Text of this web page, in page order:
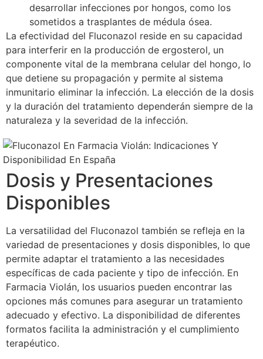
desarrollar infecciones por hongos, como los
sometidos a trasplantes de médula ósea.
La efectividad del Fluconazol reside en su capacidad
para interferir en la producción de ergosterol, un
componente vital de la membrana celular del hongo, lo
que detiene su propagación y permite al sistema
inmunitario eliminar la infección. La elección de la dosis
y la duración del tratamiento dependerán siempre de la
naturaleza y la severidad de la infección.
Dosis y Presentaciones
Disponibles
La versatilidad del Fluconazol también se refleja en la
variedad de presentaciones y dosis disponibles, lo que
permite adaptar el tratamiento a las necesidades
específicas de cada paciente y tipo de infección. En
Farmacia Violán, los usuarios pueden encontrar las
opciones más comunes para asegurar un tratamiento
adecuado y efectivo. La disponibilidad de diferentes
formatos facilita la administración y el cumplimiento
terapéutico.